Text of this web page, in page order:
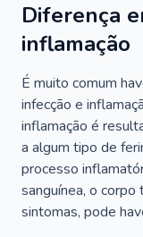
Diferença
inflamação
É muito comum
infecção e
inflamação é
a algum tipo de
processo
sanguínea, o
sintomas, pode